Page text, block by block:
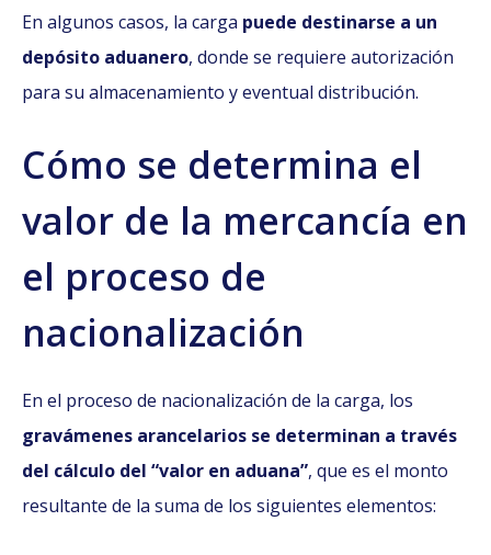
En algunos casos, la carga puede destinarse a un
depósito aduanero, donde se requiere autorización
para su almacenamiento y eventual distribución.
Cómo se determina el
valor de la mercancía en
el proceso de
nacionalización
En el proceso de nacionalización de la carga, los
gravámenes arancelarios se determinan a través
del cálculo del “valor en aduana”, que es el monto
resultante de la suma de los siguientes elementos: